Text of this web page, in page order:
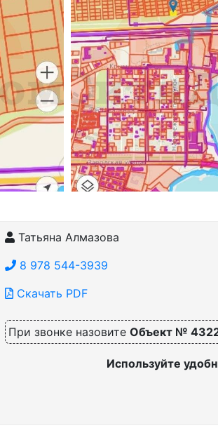
Татьяна Алмазова
8 978 544-3939
Скачать PDF
При звонке назовитеОбъект №
Используйте